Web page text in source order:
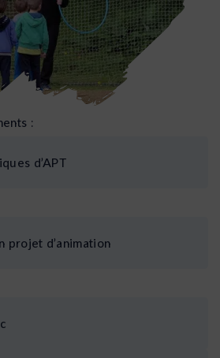
:
d’APT
d’animation